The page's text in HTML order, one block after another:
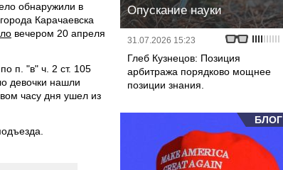
обнаружили в
Карачаевска
вечером 20 апреля
п. "в" ч. 2 ст. 105
девочки нашли
часу дня ушел из
Опускание науки
31.07.2026 15:23
Глеб Кузнецов: Позиция
арбитража порядково мощнее
позиции знания.
БЛОГ